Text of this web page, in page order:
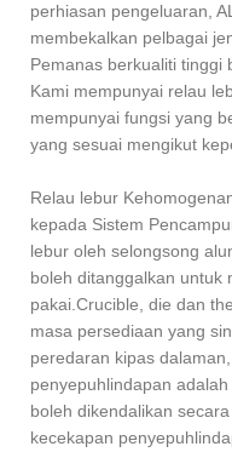
perhiasan pengeluaran,
membekalkan pelbagai
Pemanas berkualiti tinggi
Kami mempunyai relau
mempunyai fungsi yang
yang sesuai mengikut
Relau lebur
kepada Sistem
lebur oleh selongsong
boleh ditanggalkan untuk
pakai.Crucible, die dan
masa persediaan yang
peredaran kipas
penyepuhlindapan
boleh dikendalikan
kecekapan